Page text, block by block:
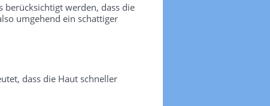
berücksichtigt werden, dass die
umgehend ein schattiger
dass die Haut schneller